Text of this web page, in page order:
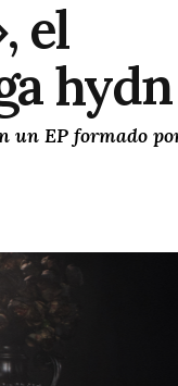
el
hydn
un EP formado